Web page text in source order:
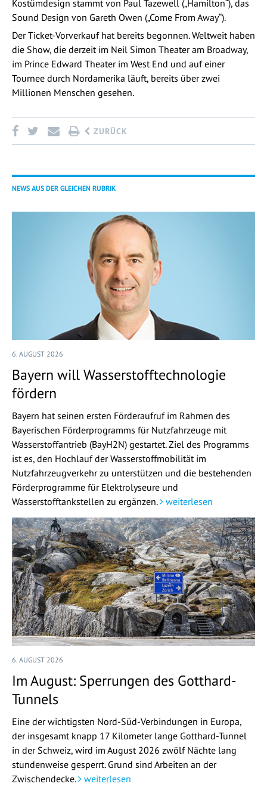
Kostümdesign stammt von Paul Tazewell („Hamilton“), das
Sound Design von Gareth Owen („Come From Away“).
Der Ticket-Vorverkauf hat bereits begonnen. Weltweit haben
die Show, die derzeit im Neil Simon Theater am Broadway,
im Prince Edward Theater im West End und auf einer
Tournee durch Nordamerika läuft, bereits über zwei
Millionen Menschen gesehen.
ZURÜCK
NEWS AUS DER GLEICHEN RUBRIK
6. AUGUST 2026
Bayern will Wasserstofftechnologie
fördern
Bayern hat seinen ersten Förderaufruf im Rahmen des
Bayerischen Förderprogramms für Nutzfahrzeuge mit
Wasserstoffantrieb (BayH2N) gestartet. Ziel des Programms
ist es, den Hochlauf der Wasserstoffmobilität im
Nutzfahrzeugverkehr zu unterstützen und die bestehenden
Förderprogramme für Elektrolyseure und
Wasserstofftankstellen zu ergänzen.
weiterlesen
6. AUGUST 2026
Im August: Sperrungen des Gotthard-
Tunnels
Eine der wichtigsten Nord-Süd-Verbindungen in Europa,
der insgesamt knapp 17 Kilometer lange Gotthard-Tunnel
in der Schweiz, wird im August 2026 zwölf Nächte lang
stundenweise gesperrt. Grund sind Arbeiten an der
Zwischendecke.
weiterlesen